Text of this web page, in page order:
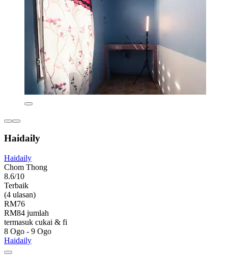
Haidaily
Haidaily
Chom Thong
8.6/10
Terbaik
(4 ulasan)
RM76
RM84 jumlah
termasuk cukai & fi
8 Ogo - 9 Ogo
Haidaily